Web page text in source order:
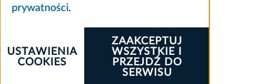
prywatności.
ZAAKCEPTUJ
WSZYSTKIE I
PRZEJDŹ DO
SERWISU
USTAWIENIA
COOKIES